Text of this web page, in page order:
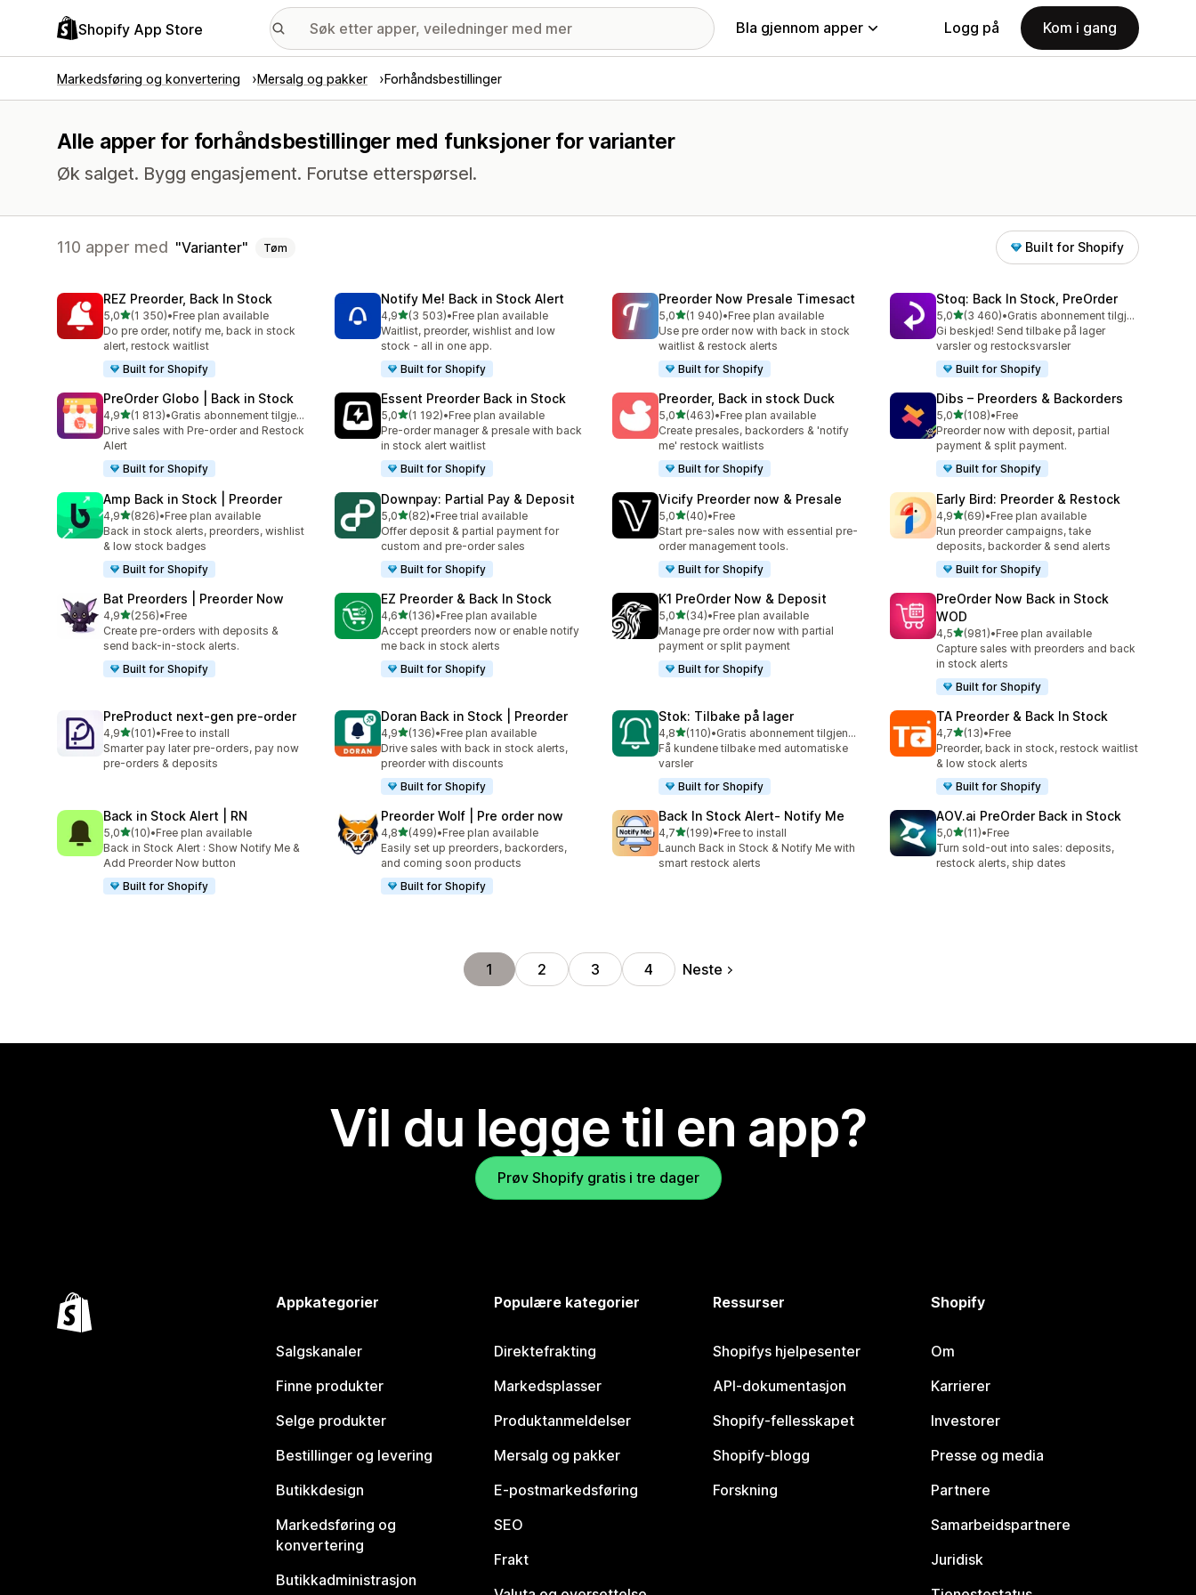
Shopify App Store Bla gjennom apper Logg på Kom i gang
Markedsføring og konvertering Mersalg og pakker Forhåndsbestillinger
Alle apper for forhåndsbestillinger med funksjoner for varianter
Øk salget. Bygg engasjement. Forutse etterspørsel.
110 apper med Varianter Tøm Built for Shopify
REZ Preorder, Back In Stock
5,0av 5 stjerner
(1 350)
Totalt 1350 omtaler
•Free plan available
Do pre order, notify me, back in stock
alert, restock waitlist
Built for Shopify
Notify Me! Back in Stock Alert
4,9av 5 stjerner
(3 503)
Totalt 3503 omtaler
•Free plan available
Waitlist, preorder, wishlist and low
stock - all in one app.
Built for Shopify
Preorder Now Presale Timesact
5,0av 5 stjerner
(1 940)
Totalt 1940 omtaler
•Free plan available
Use pre order now with back in stock
waitlist & restock alerts
Built for Shopify
Stoq: Back In Stock, PreOrder
5,0av 5 stjerner
(3 460)
Totalt 3460 omtaler
•
Gratis abonnement tilgjengelig
Gi beskjed! Send tilbake på lager
varsler og restocksvarsler
Built for Shopify
PreOrder Globo | Back in Stock
4,9av 5 stjerner
(1 813)
Totalt 1813 omtaler
•
Gratis abonnement tilgjengelig
Drive sales with Pre-order and Restock
Alert
Built for Shopify
Essent Preorder Back in Stock
5,0av 5 stjerner
(1 192)
Totalt 1192 omtaler
•Free plan available
Pre-order manager & presale with back
in stock alert waitlist
Built for Shopify
Preorder, Back in stock Duck
5,0av 5 stjerner
(463)
Totalt 463 omtaler
•Free plan available
Create presales, backorders & 'notify
me' restock waitlists
Built for Shopify
Dibs – Preorders & Backorders
5,0av 5 stjerner
(108)
Totalt 108 omtaler
•Free
Preorder now with deposit, partial
payment & split payment.
Built for Shopify
Amp Back in Stock | Preorder
4,9av 5 stjerner
(826)
Totalt 826 omtaler
•Free plan available
Back in stock alerts, preorders, wishlist
& low stock badges
Built for Shopify
Downpay: Partial Pay & Deposit
5,0av 5 stjerner
(82)
Totalt 82 omtaler
•Free trial available
Offer deposit & partial payment for
custom and pre-order sales
Built for Shopify
Vicify Preorder now & Presale
5,0av 5 stjerner
(40)
Totalt 40 omtaler
•Free
Start pre-sales now with essential pre-
order management tools.
Built for Shopify
Early Bird: Preorder & Restock
4,9av 5 stjerner
(69)
Totalt 69 omtaler
•Free plan available
Run preorder campaigns, take
deposits, backorder & send alerts
Built for Shopify
Bat Preorders | Preorder Now
4,9av 5 stjerner
(256)
Totalt 256 omtaler
•Free
Create pre-orders with deposits &
send back-in-stock alerts.
Built for Shopify
EZ Preorder & Back In Stock
4,6av 5 stjerner
(136)
Totalt 136 omtaler
•Free plan available
Accept preorders now or enable notify
me back in stock alerts
Built for Shopify
K1 PreOrder Now & Deposit
5,0av 5 stjerner
(34)
Totalt 34 omtaler
•Free plan available
Manage pre order now with partial
payment or split payment
Built for Shopify
PreOrder Now Back in Stock
WOD
4,5av 5 stjerner
(981)
Totalt 981 omtaler
•Free plan available
Capture sales with preorders and back
in stock alerts
Built for Shopify
PreProduct next‑gen pre‑order
4,9av 5 stjerner
(101)
Totalt 101 omtaler
•Free to install
Smarter pay later pre-orders, pay now
pre-orders & deposits
Doran Back in Stock | Preorder
4,9av 5 stjerner
(136)
Totalt 136 omtaler
•Free plan available
Drive sales with back in stock alerts,
preorder with discounts
Built for Shopify
Stok: Tilbake på lager
4,8av 5 stjerner
(110)
Totalt 110 omtaler
•
Gratis abonnement tilgjengelig
Få kundene tilbake med automatiske
varsler
Built for Shopify
TA Preorder & Back In Stock
4,7av 5 stjerner
(13)
Totalt 13 omtaler
•Free
Preorder, back in stock, restock waitlist
& low stock alerts
Built for Shopify
Back in Stock Alert | RN
5,0av 5 stjerner
(10)
Totalt 10 omtaler
•Free plan available
Back in Stock Alert : Show Notify Me &
Add Preorder Now button
Built for Shopify
Preorder Wolf | Pre order now
4,8av 5 stjerner
(499)
Totalt 499 omtaler
•Free plan available
Easily set up preorders, backorders,
and coming soon products
Built for Shopify
Back In Stock Alert‑ Notify Me
4,7av 5 stjerner
(199)
Totalt 199 omtaler
•Free to install
Launch Back in Stock & Notify Me with
smart restock alerts
AOV.ai PreOrder Back in Stock
5,0av 5 stjerner
(11)
Totalt 11 omtaler
•Free
Turn sold-out into sales: deposits,
restock alerts, ship dates
1 2 3 4 Neste
Vil du legge til en app?
Prøv Shopify gratis i tre dager
Appkategorier
Salgskanaler
Finne produkter
Selge produkter
Bestillinger og levering
Butikkdesign
Markedsføring og
konvertering
Butikkadministrasjon
Populære kategorier
Direktefrakting
Markedsplasser
Produktanmeldelser
Mersalg og pakker
E-postmarkedsføring
SEO
Frakt
Ressurser
Shopifys hjelpesenter
API-dokumentasjon
Shopify-fellesskapet
Shopify-blogg
Forskning
Shopify
Om
Karrierer
Investorer
Presse og media
Partnere
Samarbeidspartnere
Juridisk